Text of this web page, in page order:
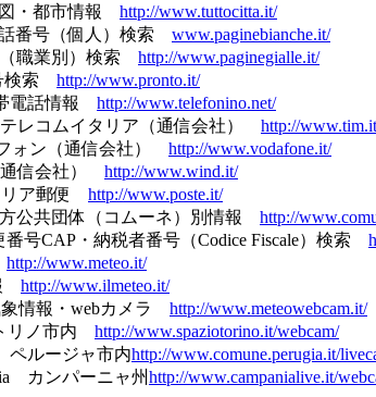
・都市情報 http://www.tuttocitta.it/
番号（個人）検索 www.paginebianche.it/
職業別）検索 http://www.paginegialle.it/
検索 http://www.pronto.it/
電話情報 http://www.telefonino.net/
レコムイタリア（通信会社） http://
ォン（通信会社） http://www.vodafone.it/
信会社） http://www.wind.it/
リア郵便 http://www.poste.it/
公共団体（コムーネ）別情報 http://
号CAP・納税者番号（Codice Fiscale）検索
http://www.meteo.it/
http://www.ilmeteo.it/
情報・webカメラ http://www.meteowebcam.it/
リノ市内 http://www.spaziotorino.it/webcam/
ルージャ市内http://www.comune.perugia.it/
カンパーニャ州http://www.campanialive.it/